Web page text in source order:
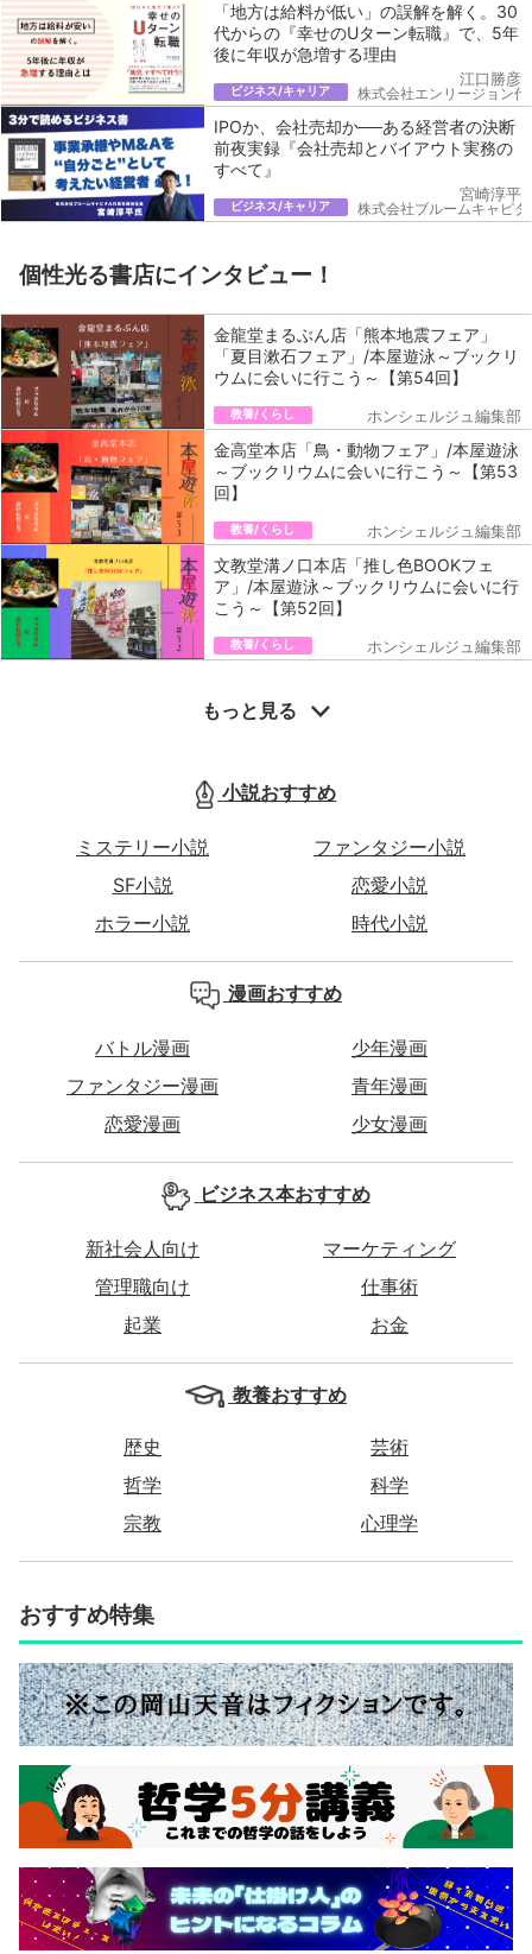
「地方は給料が低い」の誤解を解く。30
代からの『幸せのUターン転職』で、5年
後に年収が急増する理由
ビジネス/キャリア
江口勝彦
株式会社エンリージョン代
IPOか、会社売却か──ある経営者の決断
前夜実録『会社売却とバイアウト実務の
すべて』
ビジネス/キャリア
宮崎淳平
株式会社ブルームキャピ
個性光る書店にインタビュー！
金龍堂まるぶん店「熊本地震フェア」
「夏目漱石フェア」/本屋遊泳～ブックリ
ウムに会いに行こう～【第54回】
教養/くらし ホンシェルジュ編集部
金高堂本店「鳥・動物フェア」/本屋遊泳
～ブックリウムに会いに行こう～【第53
回】
教養/くらし ホンシェルジュ編集部
文教堂溝ノ口本店「推し色BOOKフェ
ア」/本屋遊泳～ブックリウムに会いに行
こう～【第52回】
教養/くらし ホンシェルジュ編集部
もっと見る
小説おすすめ
ミステリー小説
ファンタジー小説
SF小説
恋愛小説
ホラー小説
時代小説
漫画おすすめ
バトル漫画
少年漫画
ファンタジー漫画
青年漫画
恋愛漫画
少女漫画
ビジネス本おすすめ
新社会人向け
マーケティング
管理職向け
仕事術
起業
お金
教養おすすめ
歴史
芸術
哲学
科学
宗教
心理学
おすすめ特集